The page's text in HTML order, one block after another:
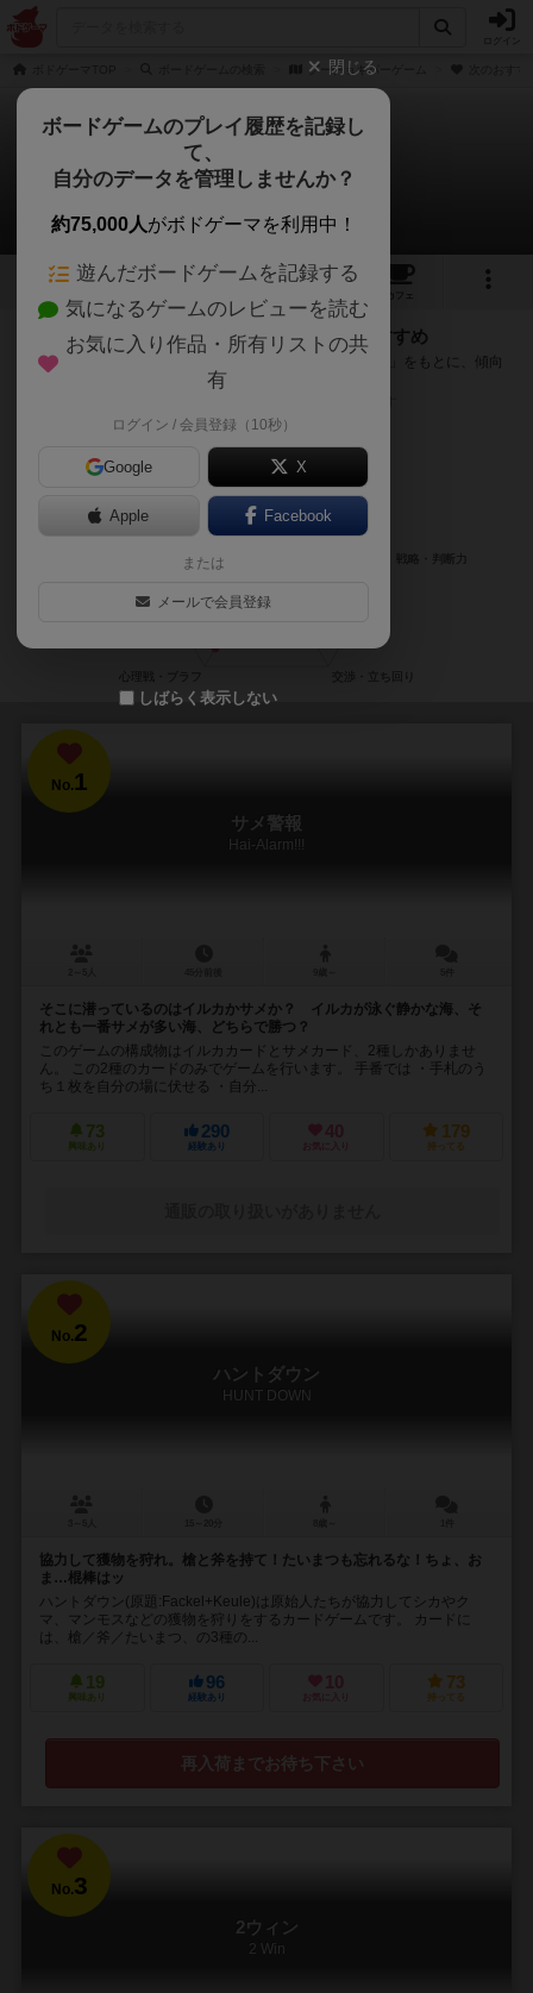
グーチョキパーゲーム
グーチョキパーゲーム
次のおすすめボードゲーム
1 1
カフェ
『グーチョキパーゲーム』が好きな方へのおすすめ
このゲームのトップページで投票された「プレイ感の評価」をもとに、傾向
が近いボードゲームをランキング形式で紹介します。
No.1
サメ警報
Hai-Alarm!!!
そこに潜っているのはイルカかサメか？ イルカが泳ぐ静かな海、そ
れとも一番サメが多い海、どちらで勝つ？
このゲームの構成物はイルカカードとサメカード、2種しかありませ
ん。 この2種のカードのみでゲームを行います。 手番では ・手札のう
ち１枚を自分の場に伏せる ・自分...
73
興味あり
290
経験あり
40
お気に入り
179
持ってる
No.2
ハントダウン
HUNT DOWN
協力して獲物を狩れ。槍と斧を持て！たいまつも忘れるな！ちょ、お
ま…棍棒はッ
ハントダウン(原題:Fackel+Keule)は原始人たちが協力してシカやク
マ、マンモスなどの獲物を狩りをするカードゲームです。 カードに
は、槍／斧／たいまつ、の3種の...
19
興味あり
96
経験あり
10
お気に入り
73
持ってる
再入荷までお待ち下さい
No.3
2ウィン
2 Win
閉じる
ボードゲームのプレイ履歴を記録し
て、
自分のデータを管理しませんか？
約75,000人がボドゲーマを利用中！
遊んだボードゲームを記録する
気になるゲームのレビューを読む
お気に入り作品・所有リストの共
有
ログイン / 会員登録（10秒）
Google X
Apple Facebook
または
メールで会員登録
しばらく表示しない